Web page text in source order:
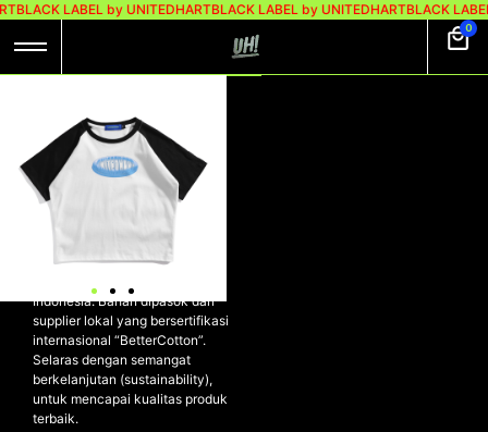
BLACK LABEL by UNITEDHARTBLACK LABEL by UNITEDHARTBLACK
0
UH! CROP TOP
HEAVYWEIGHT
COTTON – CONVEX
UH! Crop Top Heavyweight
Cotton – CONVEX
Kaos dibuat dengan material
Indonesia. Bahan dipasok dari
supplier lokal yang bersertifikasi
internasional “BetterCotton”.
Selaras dengan semangat
berkelanjutan (sustainability),
untuk mencapai kualitas produk
terbaik.